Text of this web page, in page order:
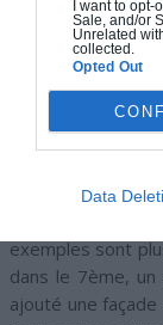
I want to
Sale, and/or
Unrelated
collected.
Opted Out
Data
DES
moderne
exemples sont
dans le 7ème, un
ajouté une